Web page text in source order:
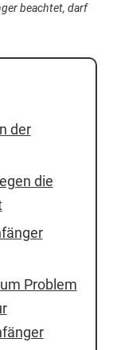
beachtet, darf
der
die
Problem